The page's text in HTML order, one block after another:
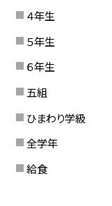
４年生
５年生
６年生
五組
ひまわり学級
全学年
給食